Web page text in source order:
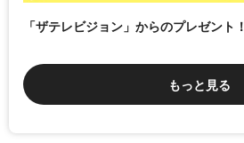
「ザテレビジョン」からのプレゼント！
もっと見る